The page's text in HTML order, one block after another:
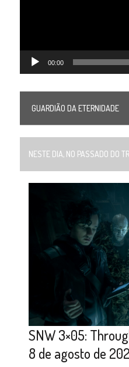
00:00
GUARDIÃO DA ETERNIDADE
NESTE DIA, NO PASSADO DO
SNW 3×05:
8 de agosto de